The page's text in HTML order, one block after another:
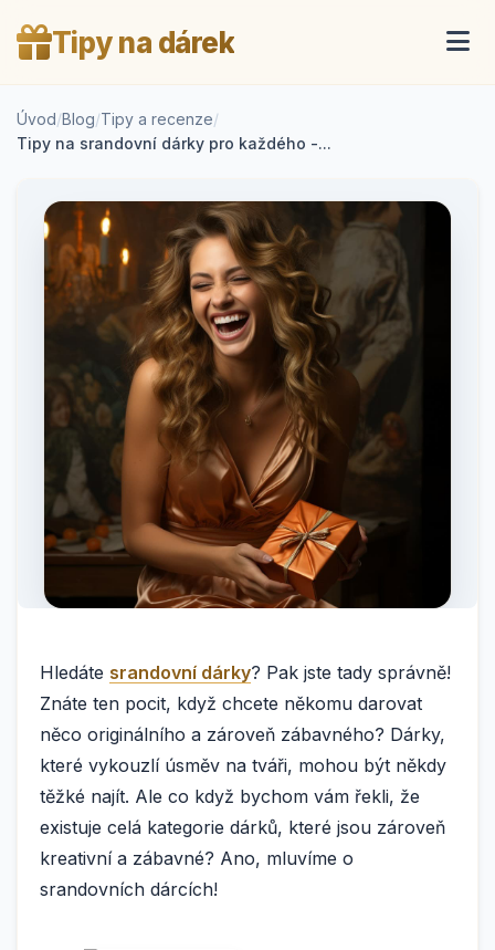
Tipy na dárek
Úvod/Blog/Tipy a recenze/
Tipy na srandovní dárky pro každého -...
Hledáte srandovní dárky? Pak jste tady správně!
Znáte ten pocit, když chcete někomu darovat
něco originálního a zároveň zábavného? Dárky,
které vykouzlí úsměv na tváři, mohou být někdy
těžké najít. Ale co když bychom vám řekli, že
existuje celá kategorie dárků, které jsou zároveň
kreativní a zábavné? Ano, mluvíme o
srandovních dárcích!